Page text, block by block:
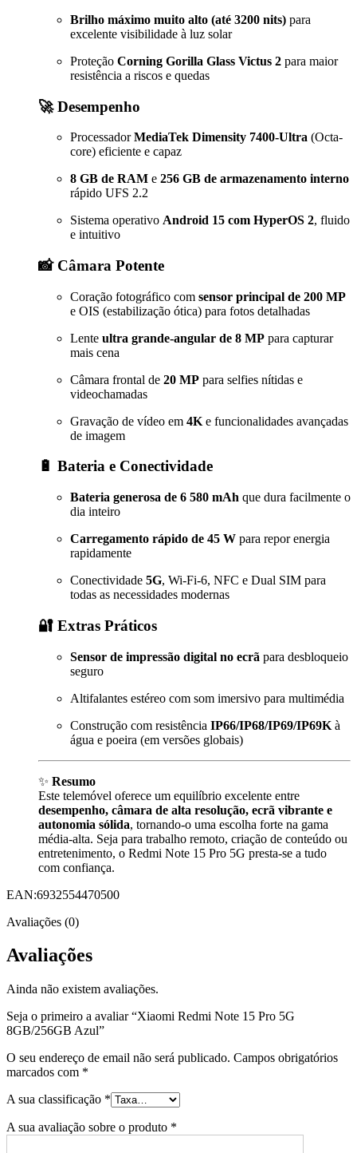
Brilho máximo muito alto (até 3200 nits) para
excelente visibilidade à luz solar
Proteção Corning Gorilla Glass Victus 2 para maior
resistência a riscos e quedas
🚀 Desempenho
ProcessadorMediaTek Dimensity 7400-Ultra (Octa-
core) eficiente e capaz
8 GB de RAM e 256 GB de armazenamento interno
rápido UFS 2.2
Sistema operativo Android 15 com HyperOS 2, fluido
e intuitivo
📸 Câmara Potente
Coração fotográfico com sensor principal de 200 MP
e OIS (estabilização ótica) para fotos detalhadas
Lente ultra grande-angular de 8 MP para capturar
mais cena
Câmara frontal de 20 MP para selfies nítidas e
videochamadas
Gravação de vídeo em 4K e funcionalidades avançadas
de imagem
🔋 Bateria e Conectividade
Bateria generosa de 6 580 mAh que dura facilmente o
dia inteiro
Carregamento rápido de 45 W para repor energia
rapidamente
Conectividade 5G, Wi-Fi-6, NFC e Dual SIM para
todas as necessidades modernas
🔐 Extras Práticos
Sensor de impressão digital no ecrã para desbloqueio
seguro
Altifalantes estéreo com som imersivo para multimédia
Construção com resistência IP66/IP68/IP69/IP69K à
água e poeira (em versões globais)
✨ Resumo
Este telemóvel oferece um equilíbrio excelente entre
desempenho, câmara de alta resolução, ecrã vibrante e
autonomia sólida, tornando-o uma escolha forte na gama
média-alta. Seja para trabalho remoto, criação de conteúdo ou
entretenimento, o Redmi Note 15 Pro 5G presta-se a tudo
com confiança.
EAN:6932554470500
Avaliações (0)
Avaliações
Ainda não existem avaliações.
Seja o primeiro a avaliar “Xiaomi Redmi Note 15 Pro 5G
8GB/256GB Azul”
O seu endereço de email não será publicado. Campos obrigatórios
marcados com *
A sua classificação *
A sua avaliação sobre o produto *